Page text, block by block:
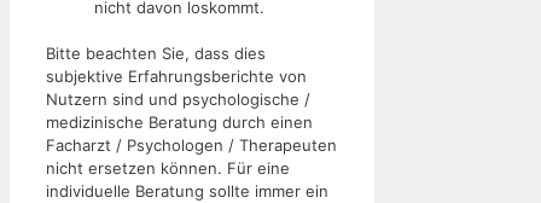
nicht davon loskommt.
Bitte beachten Sie, dass dies
subjektive Erfahrungsberichte von
Nutzern sind und psychologische /
medizinische Beratung durch einen
Facharzt / Psychologen / Therapeuten
nicht ersetzen können. Für eine
individuelle Beratung sollte immer ein